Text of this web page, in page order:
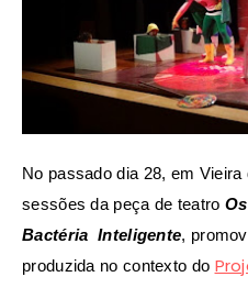
No passado dia 28, em
sessões da peça de teatro
Bactéria Inteligente,
produzida no contexto do